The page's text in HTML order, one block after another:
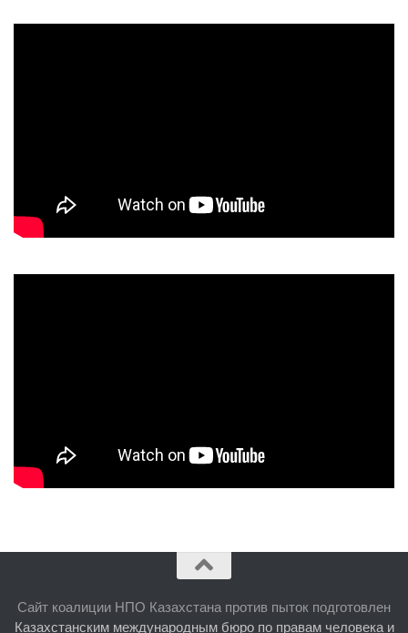
Сайт коалиции НПО Казахстана против пыток подготовлен
Казахстанским международным бюро по правам человека и